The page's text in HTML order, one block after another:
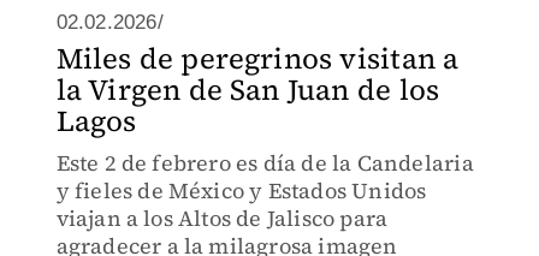
02.02.2026/
Miles de peregrinos visitan a
la Virgen de San Juan de los
Lagos
Este 2 de febrero es día de la Candelaria
y fieles de México y Estados Unidos
viajan a los Altos de Jalisco para
agradecer a la milagrosa imagen